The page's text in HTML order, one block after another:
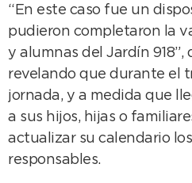
“En este caso fue un
pudieron completaron la
y alumnas del Jardín 918”,
revelando que durante el
jornada, y a medida que
a sus hijos, hijas o
actualizar su calendario
responsables.